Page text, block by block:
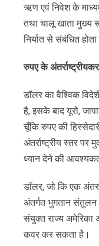
ऋण एवं निवेश के
तथा चालू खाता
निर्यात से संबंधित
रुपए के
डॉलर का वैश्विक
है, इसके बाद यूरो,
चूँकि रुपए की
अंतर्राष्ट्रीय स्तर पर
ध्यान देने की
डॉलर, जो कि एक
अंतर्गत भुगतान संतुलन
संयुक्त राज्य अमेरिका
कवर कर सकता है।